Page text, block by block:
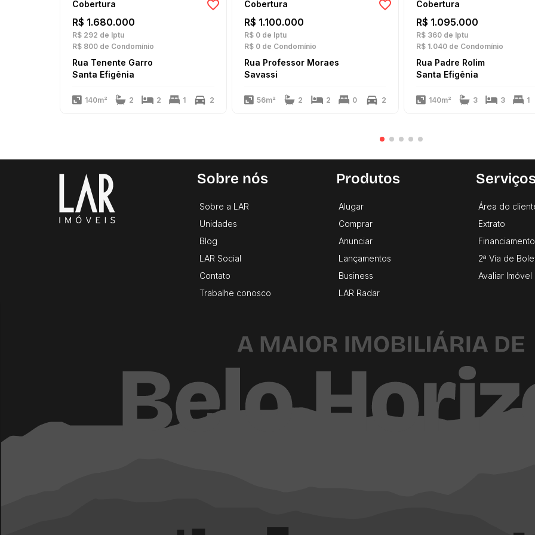
Cobertura
R$ 1.680.000
R$ 292 de Iptu
R$ 800 de Condomínio
Rua Tenente Garro
Santa Efigênia
140m² 2 2 1 2
Cobertura
R$ 1.100.000
R$ 0 de Iptu
R$ 0 de Condomínio
Rua Professor Moraes
Savassi
56m² 2 2 0 2
Cobertura
R$ 1.095.000
R$ 360 de Iptu
R$ 1.040 de Condomínio
Rua Padre Rolim
Santa Efigênia
140m² 3 3 1
Sobre nós
Sobre a LAR
Unidades
Blog
LAR Social
Contato
Trabalhe conosco
Produtos
Alugar
Comprar
Anunciar
Lançamentos
Business
LAR Radar
Serviços
Área do
Extrato
Financiamento
2ª Via de
Avaliar Imóvel